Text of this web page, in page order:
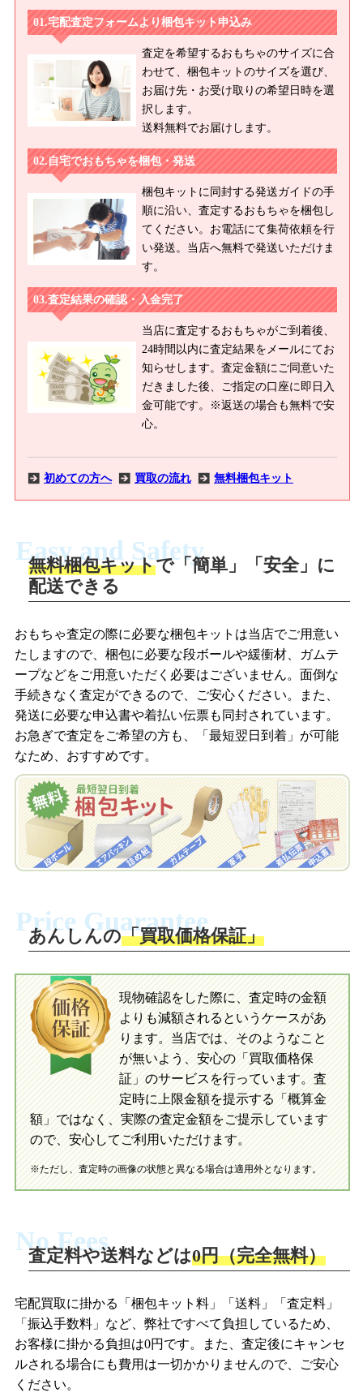
宅配査定フォームより梱包キット申込み
査定を希望するおもちゃのサイズに合
わせて、梱包キットのサイズを選び、
お届け先・お受け取りの希望日時を選
択します。
送料無料でお届けします。
自宅でおもちゃを梱包・発送
梱包キットに同封する発送ガイドの手
順に沿い、査定するおもちゃを梱包し
てください。お電話にて集荷依頼を行
い発送。当店へ無料で発送いただけま
す。
査定結果の確認・入金完了
当店に査定するおもちゃがご到着後、
24時間以内に査定結果をメールにてお
知らせします。査定金額にご同意いた
だきました後、ご指定の口座に即日入
金可能です。※返送の場合も無料で安
心。
初めての方へ 買取の流れ 無料梱包キット
商品撮影
商品を撮影して、査定フォームから画像
を送信します。
梱包キットをメールで申し込み
査定結果をメールで確認し、梱包キット
を申し込みます。梱包キットは送料無料
でお届けします。
自宅でおもちゃを発送・梱包
梱包キットに同封する発送ガイドの手順
送。当店へ無料で発送いただけます。
入金完了
当店に査定したおもちゃがご到着後、ご
指定の口座に即日入金可能です。
買取の流れ 写真の撮影方法
LINEの友だち追加・査定画像を送信
「ジョニージョイLINE査定」を友だちに
追加し、スマートフォンなどのカメラで
撮影したおもちゃの写真をトーク中に送
梱包キットをLINEで申し込み
査定結果をLINEで確認し、梱包キットを
申し込みます。梱包キットは送料無料で
お届けします。
自宅でおもちゃを発送・梱包
ださい。お電話にて集荷依頼を行い発
送。当店へ無料で発送いただけます。
当店に査定したおもちゃがご到着後、ご
指定の口座に即日入金可能です。
初めての方へ LINE査定の流れ 写真の撮影方法
Easy and Safety
無料梱包キットで「簡単」「安全」に
配送できる
おもちゃ査定の際に必要な梱包キットは当店でご用意い
たしますので、梱包に必要な段ボールや緩衝材、ガムテ
ープなどをご用意いただく必要はございません。面倒な
手続きなく査定ができるので、ご安心ください。また、
発送に必要な申込書や着払い伝票も同封されています。
お急ぎで査定をご希望の方も、「最短翌日到着」が可能
なため、おすすめです。
Price Guarantee
あんしんの「買取価格保証」
現物確認をした際に、査定時の金額
よりも減額されるというケースがあ
ります。当店では、そのようなこと
が無いよう、安心の「買取価格保
証」のサービスを行っています。査
定時に上限金額を提示する「概算金
額」ではなく、実際の査定金額をご提示しています
ので、安心してご利用いただけます。
※ただし、査定時の画像の状態と異なる場合は適用外となります。
No Fees
査定料や送料などは0円（完全無料）
宅配買取に掛かる「梱包キット料」「送料」「査定料」
「振込手数料」など、弊社ですべて負担しているため、
お客様に掛かる負担は0円です。また、査定後にキャンセ
ルされる場合にも費用は一切かかりませんので、ご安心
ください。